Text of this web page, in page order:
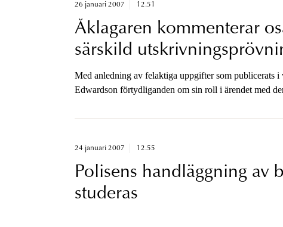
26 januari 2007 12.51
Åklagaren kommenterar
särskild
Med anledning av felaktiga uppgifter som publicerats i
Edwardson förtydliganden om sin roll i ärendet med
24 januari 2007 12.55
Polisens handläggning av
studeras